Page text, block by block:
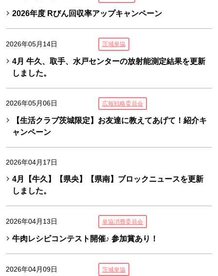
2026年度 Rびん回収率アップキャンペーン
2026年05月14日 茨城単協
4月 牛久、取手、水戸センターの放射能測定結果を更新
しました。
2026年05月06日 広報戦略委員会
【生活クラブ茨城限定】お友達に教えてあげて！紹介キ
ャンペーン
2026年04月17日
4月【牛久】【県央】【県南】ブロックニュースを更新
しました。
2026年04月13日 単協消費委員会
牛肉レシピコンテスト開催♪ 参加賞あり！
2026年04月09日 茨城単協